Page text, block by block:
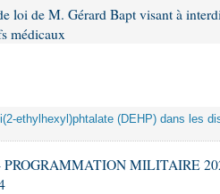
loi de M. Gérard Bapt visant à
médicaux
ethylhexyl)phtalate (DEHP) dans les
PROGRAMMATION MILITAIRE